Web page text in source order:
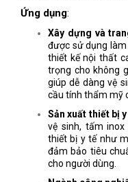
Ứng dụng:
Xây dựng và
được sử dụng
thiết kế nội thất
trọng cho không
giúp dễ dàng vệ
cầu tính thẩm mỹ
Sản xuất thiết bị
vệ sinh, tấm
thiết bị y tế như
đảm bảo tiêu
cho người dùng.